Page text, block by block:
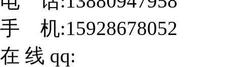
手 机:15928678052
在 线 qq: